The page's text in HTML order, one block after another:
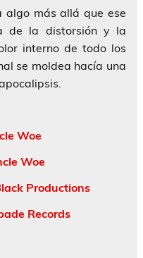
algo más allá que ese
de la distorsión y la
interno de todo los
se moldea hacía una
Woe
Woe
Productions
Records